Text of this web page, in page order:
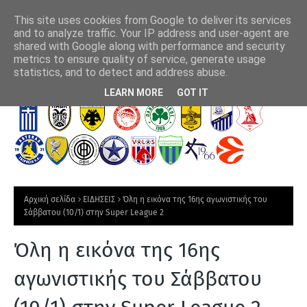
Ε
Υ
Τ
Ι
Α
Ε
Άρης: Προς αίσιο τέλος του Αντετοκούνμπο
Αρχική σελίδα ΕΙΔΗΣΕΙΣ
Όλη η εικόνα της 16ης αγωνιστικής του
Σάββατου (10/1) στην Super League 2
Όλη η εικόνα της 16ης
αγωνιστικής του Σάββατου
This site uses cookies from Google to deliver its services
and to analyze traffic. Your IP address and user-agent are
shared with Google along with performance and security
metrics to ensure quality of service, generate usage
statistics, and to detect and address abuse.
LEARN MORE GOT IT